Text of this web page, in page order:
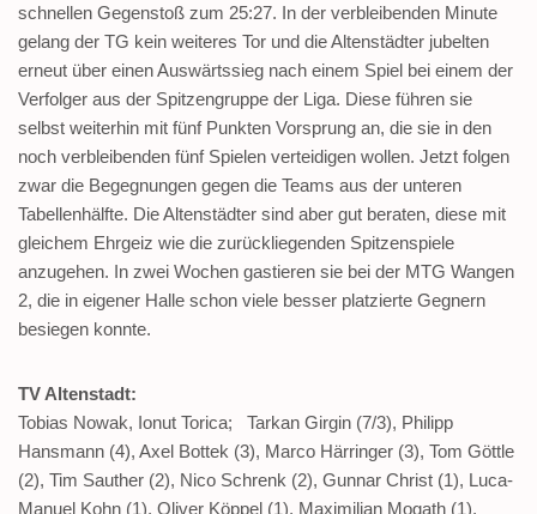
schnellen Gegenstoß zum 25:27. In der verbleibenden Minute
gelang der TG kein weiteres Tor und die Altenstädter jubelten
erneut über einen Auswärtssieg nach einem Spiel bei einem der
Verfolger aus der Spitzengruppe der Liga. Diese führen sie
selbst weiterhin mit fünf Punkten Vorsprung an, die sie in den
noch verbleibenden fünf Spielen verteidigen wollen. Jetzt folgen
zwar die Begegnungen gegen die Teams aus der unteren
Tabellenhälfte. Die Altenstädter sind aber gut beraten, diese mit
gleichem Ehrgeiz wie die zurückliegenden Spitzenspiele
anzugehen. In zwei Wochen gastieren sie bei der MTG Wangen
2, die in eigener Halle schon viele besser platzierte Gegnern
besiegen konnte.
TV Altenstadt:
Tobias Nowak, Ionut Torica; Tarkan Girgin (7/3), Philipp
Hansmann (4), Axel Bottek (3), Marco Härringer (3), Tom Göttle
(2), Tim Sauther (2), Nico Schrenk (2), Gunnar Christ (1), Luca-
Manuel Kohn (1), Oliver Köppel (1), Maximilian Mogath (1),